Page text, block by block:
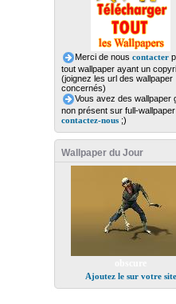
Merci de nous contacter
tout wallpaper ayant un
(joignez les url des wallpaper
concernés)
Vous avez des wallpaper
non présent sur full-
contactez-nous;)
Wallpaper du Jour
Ajoutez le sur votre site